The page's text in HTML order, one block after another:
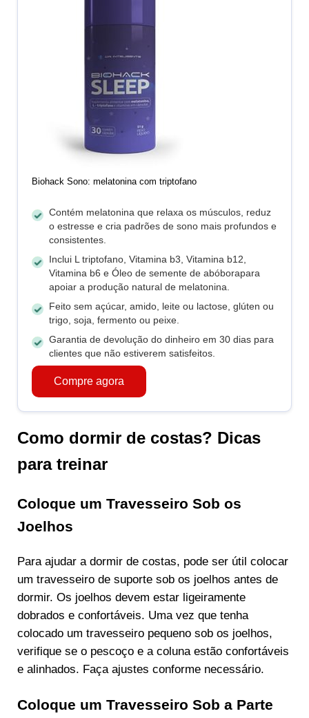
Biohack Sono: melatonina com triptofano
Contém melatonina que relaxa os músculos, reduz
o estresse e cria padrões de sono mais profundos e
consistentes.
Inclui L triptofano, Vitamina b3, Vitamina b12,
Vitamina b6 e Óleo de semente de abóborapara
apoiar a produção natural de melatonina.
Feito sem açúcar, amido, leite ou lactose, glúten ou
trigo, soja, fermento ou peixe.
Garantia de devolução do dinheiro em 30 dias para
clientes que não estiverem satisfeitos.
Compre agora
Como dormir de costas? Dicas
para treinar
Coloque um Travesseiro Sob os
Joelhos
Para ajudar a dormir de costas, pode ser útil colocar
um travesseiro de suporte sob os joelhos antes de
dormir. Os joelhos devem estar ligeiramente
dobrados e confortáveis. Uma vez que tenha
colocado um travesseiro pequeno sob os joelhos,
verifique se o pescoço e a coluna estão confortáveis
e alinhados. Faça ajustes conforme necessário.
Coloque um Travesseiro Sob a Parte